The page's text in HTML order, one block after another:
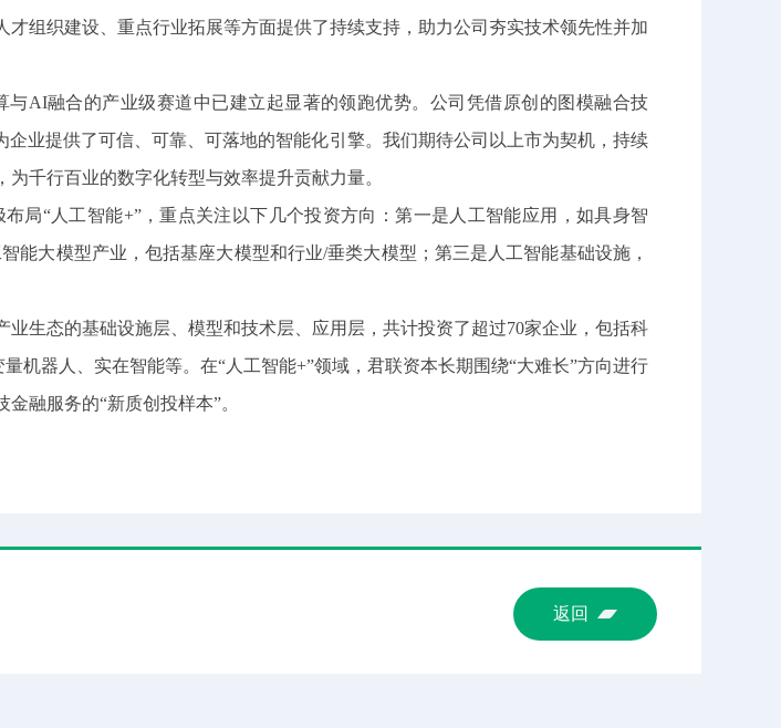
组织建设、重点行业拓展等方面提供了持续支持，助力公司夯实技术领先性并加
融合的产业级赛道中已建立起显著的领跑优势。公司凭借原创的图模融合技
业提供了可信、可靠、可落地的智能化引擎。我们期待公司以上市为契机，持续
千行百业的数字化转型与效率提升贡献力量。
“人工智能+”，重点关注以下几个投资方向：第一是人工智能应用，如具身智
大模型产业，包括基座大模型和行业/垂类大模型；第三是人工智能基础设施，
态的基础设施层、模型和技术层、应用层，共计投资了超过70家企业，包括科
机器人、实在智能等。在“人工智能+”领域，君联资本长期围绕“大难长”方向进行
融服务的“新质创投样本”。
返回